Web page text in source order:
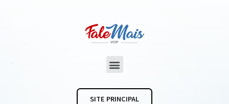
SITE PRINCIPAL